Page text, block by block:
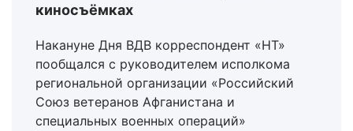
киносъёмках
Накануне Дня ВДВ корреспондент «НТ»
пообщался с руководителем исполкома
региональной организации «Российский
Союз ветеранов Афганистана и
специальных военных операций»